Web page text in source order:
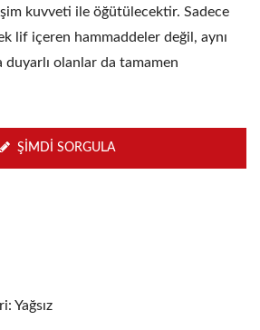
kuvveti ile öğütülecektir. Sadece
lif içeren hammaddeler değil, aynı
duyarlı olanlar da tamamen
ŞIMDI SORGULA
Yağsız